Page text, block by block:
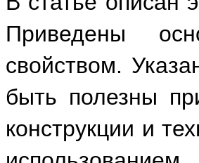
Приведены
свойством.
быть полезны
конструкции и